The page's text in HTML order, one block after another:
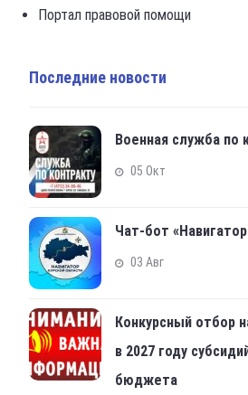
Портал правовой помощи
Последние новости
Военная служба по
05 Окт
Чат-бот
03 Авг
Конкурсный отбор
в 2027 году
бюджета